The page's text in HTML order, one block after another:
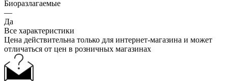
Биоразлагаемые
—
Да
Все характеристики
Цена действительна только для интернет-магазина и может
отличаться от цен в розничных магазинах